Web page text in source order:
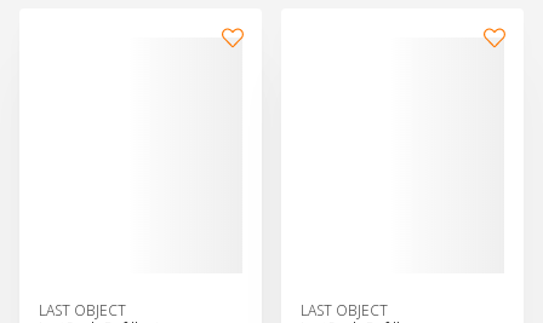
LAST OBJECT
LAST OBJECT